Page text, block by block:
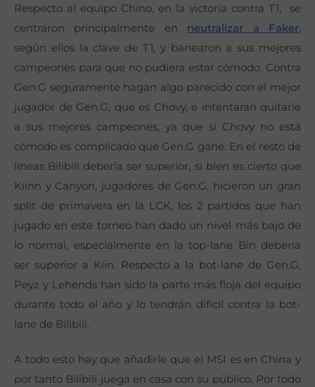
Respecto al equipo Chino, en la victoria contra T1, se
centraron principalmente en neutralizar a Faker,
según ellos la clave de T1, y banearon a sus mejores
campeones para que no pudiera estar cómodo. Contra
Gen.G seguramente hagan algo parecido con el mejor
jugador de Gen.G, que es Chovy, e intentaran quitarle
a sus mejores campeones, ya que si Chovy no está
cómodo es complicado que Gen.G gane. En el resto de
líneas Bilibili debería ser superior, si bien es cierto que
Kiinn y Canyon, jugadores de Gen.G, hicieron un gran
split de primavera en la LCK, los 2 partidos que han
jugado en este torneo han dado un nivel más bajo de
lo normal, especialmente en la top-lane Bin debería
ser superior a Kiin. Respecto a la bot-lane de Gen.G,
Peyz y Lehends han sido la parte más floja del equipo
durante todo el año y lo tendrán difícil contra la bot-
lane de Bilibili.
A todo esto hay que añadirle que el MSI es en China y
por tanto Bilibili juega en casa con su público. Por todo